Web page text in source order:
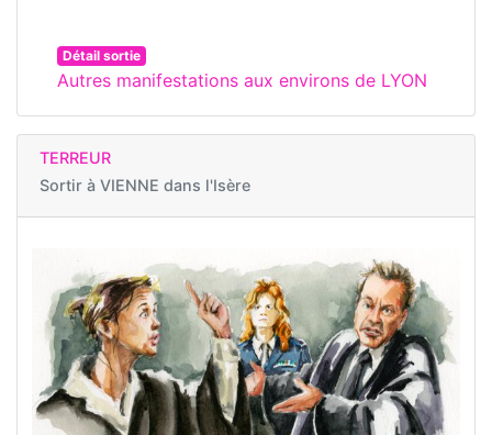
Détail sortie
Autres manifestations aux environs de LYON
TERREUR
Sortir à VIENNE dans l'Isère